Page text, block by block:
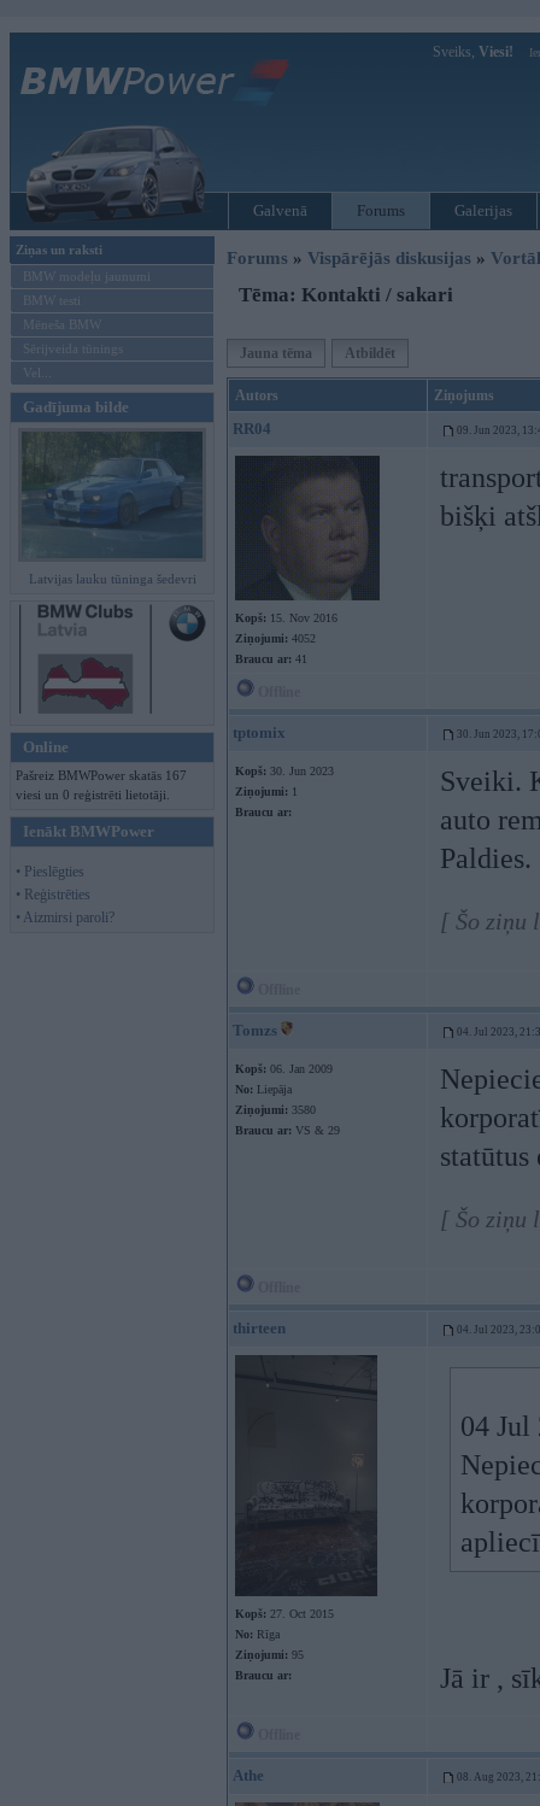
Sveiks, Viesi!
Galvenā Forums Galerijas
Ziņas un raksti
BMW modeļu jaunumi
BMW testi
Mēneša BMW
Sērijveida tūnings
Vel...
Gadījuma bilde
Latvijas lauku tūninga šedevri
Online
Pašreiz BMWPower skatās 167
viesi un 0 reģistrēti lietotāji.
Ienākt BMWPower
• Pieslēgties
• Reģistrēties
• Aizmirsi paroli?
Forums » Vispārējās diskusijas »
Tēma: Kontakti / sakari
Jauna tēma Atbildēt
Autors Ziņojums
RR04 09. Jun 2023,
Kopš: 15. Nov 2016
Ziņojumi: 4052
Braucu ar: 41
bišķi
tptomix 30. Jun 2023,
Kopš: 30. Jun 2023
Ziņojumi: 1
Braucu ar:
Sveiki.
auto
Paldies.
[ Šo ziņu
Tomzs 04. Jul 2023,
Kopš: 06. Jan 2009
No: Liepāja
Ziņojumi: 3580
Braucu ar: VS & 29
[ Šo ziņu
thirteen 04. Jul 2023,
Kopš: 27. Oct 2015
No: Rīga
Ziņojumi: 95
Braucu ar:
04
Jā ir ,
Athe 08. Aug 2023,